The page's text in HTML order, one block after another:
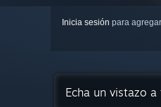
Inicia sesión para
Echa un vistazo